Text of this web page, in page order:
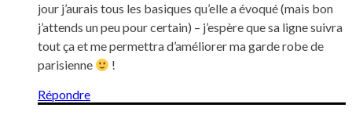
jour j’aurais tous les basiques qu’elle a évoqué (mais bon
j’attends un peu pour certain) – j’espère que sa ligne suivra
tout ça et me permettra d’améliorer ma garde robe de
parisienne
!
Répondre